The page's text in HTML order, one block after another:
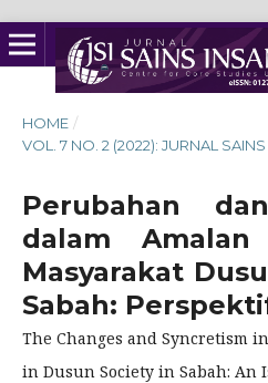
HOME /
VOL. 7 NO. 2 (2022): JURNAL
Perubahan
dalam
Masyarakat
Sabah:
The Changes and Syncretism
in Dusun Society in Sabah: An